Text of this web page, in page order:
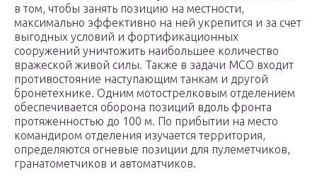
в том, чтобы занять позицию на местности,
максимально эффективно на ней укрепится и за счет
выгодных условий и фортификационных
сооружений уничтожить наибольшее количество
вражеской живой силы. Также в задачи МСО входит
противостояние наступающим танкам и другой
бронетехнике. Одним мотострелковым отделением
обеспечивается оборона позиций вдоль фронта
протяженностью до 100 м. По прибытии на место
командиром отделения изучается территория,
определяются огневые позиции для пулеметчиков,
гранатометчиков и автоматчиков.